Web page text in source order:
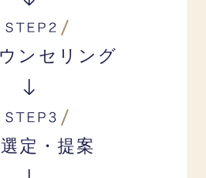
ンセリング
定・提案